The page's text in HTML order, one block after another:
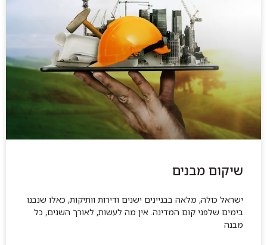
שיקום מבנים
ישראל כולה, מלאה בבניינים ישנים ודירות וותיקות, כאלו שנבנו
בימים שלפני קום המדינה. אין מה לעשות, לאורך השנים, כל
מבנה